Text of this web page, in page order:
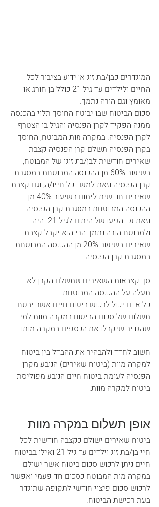
המוגדרים כבן/בת זוג או ידוע בציבור לכל
החיים ולילדים עד גיל 21 כולל בן חורג או
מאומץ וגם הורה נתמך.
סכום הביטוח שבו יבוטח החוסך תלוי בהכנסה
ממנה הפקיד לקרן הפנסיה והגיל בו הצטרף
לקרן הפנסיה. במקרה מות המבוטח, החוסך
בקרן הפנסיה תשלם קרן הפנסיה קצבת
שאירים חודשית לבן/בת זוגו של המבוטח,
בשיעור 60% מן ההכנסה המבוטחת במסגרת
קרן הפנסיה וזאת למשך כל חייו/ה, וגם קצבת
שאירים חודשית ליתום בשיעור 40% מן
ההכנסה המבוטחת במסגרת קרן הפנסיה
וזאת עד הגיעו של היתום לגיל 21. היה
ולמבוטח הורה נתמך הרי הוא יקבל קצבת
שאירים בשיעור 20% מן ההכנסה המבוטחת
במסגרת קרן הפנסיה.
סך קצבאות השאירים שתשלם הקרן לא
תעלה על ההכנסה המבוטחת.
כל אדם יכול לרכוש ביטוח חיים אשר יבטח
תשלום של סכום הביטוח במקרה מוות למי
שהגדיר שיקבלו את הכספים במקרה מותו.
חשוב לחדד ולהבהיר את ההבדל בין ביטוח
למקרה מוות (ביטוח שאירים) הנובע מקרן
הפנסיה לעומת ביטוח חיים הנובע מפוליסת
ביטוח למקרה מוות.
אופן תשלום במקרה מוות
ביטוח שאירים ישולם כקצבה חודשית לכל
חיי בן/בת זוג וילדים עד גיל 21 ואילו בביטוח
חיים ניתן לרכוש סכום ביטוח אשר ישולם
במקרה מות המבוטח כסכום חד פעמי ואפשר
לרכוש סכום פיצוי חודשי לתקופה שתוגדר
בעת רכישת הביטוח.